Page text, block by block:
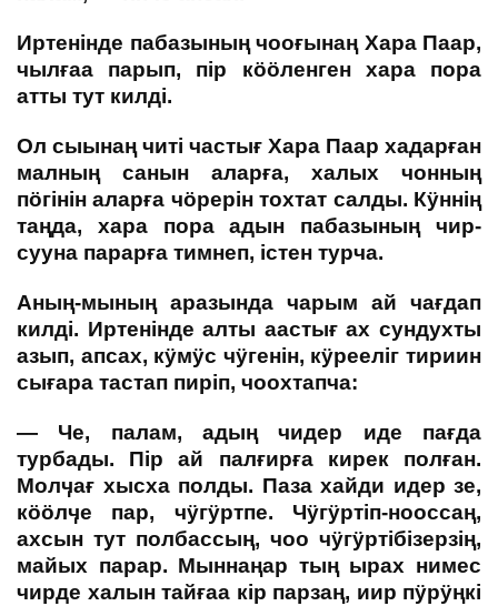
Иртенінде пабазының чооғынаң Хара Паар,
чылғаа парып, пір кӧӧленген хара пора
атты тут килді.
Ол сыынаң читі частығ Хара Паар хадарған
малның санын аларға, халых чонның
пӧгінін аларға чӧрерін тохтат салды. Кӱннің
таңда, хара пора адын пабазының чир-
сууна парарға тимнеп, істен турча.
Аның-мының аразында чарым ай чағдап
килді. Иртенінде алты аастығ ах сундухты
азып, апсах, кӱмӱс чӱгенін, кӱрееліг тириин
сығара тастап пиріп, чоохтапча:
— Че, палам, адың чидер иде пағда
турбады. Пір ай палғирға кирек полған.
Молӌағ хысха полды. Паза хайди идер зе,
кӧӧлӌе пар, чӱгӱртпе. Чӱгӱртіп-нооссаң,
ахсын тут полбассың, чоо чӱгӱртібізерзің,
майых парар. Мыннаңар тың ырах нимес
чирде халын тайғаа кір парзаң, иир пӱрӱңкі